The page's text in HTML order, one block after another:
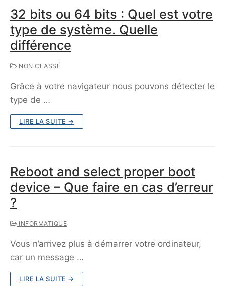
32 bits ou 64 bits : Quel est votre
type de système. Quelle
différence
NON CLASSÉ
Grâce à votre navigateur nous pouvons détecter le
type de …
LIRE LA SUITE →
Reboot and select proper boot
device – Que faire en cas d’erreur
?
INFORMATIQUE
Vous n’arrivez plus à démarrer votre ordinateur,
car un message …
LIRE LA SUITE →